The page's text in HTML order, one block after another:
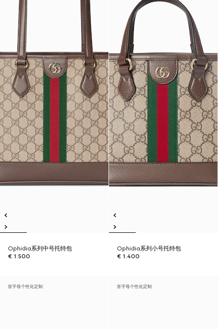
Ophidia系列中号托特包
€ 1.500
Ophidia系列小号托特包
€ 1.400
首字母个性化定制 首字母个性化定制